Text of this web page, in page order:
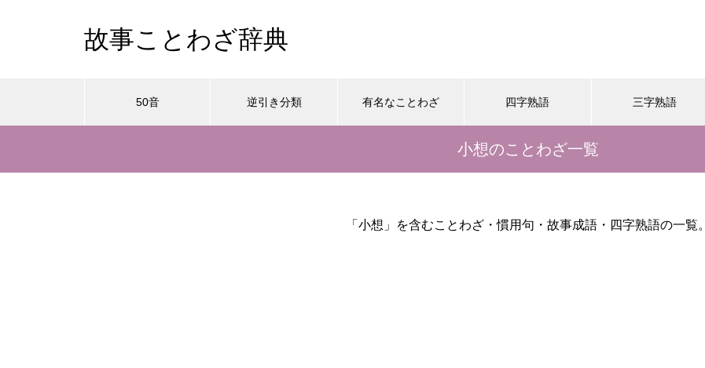
故事ことわざ辞典
50音 逆引き分類 有名なことわざ 四字熟語 三字熟語
小想のことわざ一覧
「小想」を含むことわざ・慣用句・故事成語・四字熟語の一覧。